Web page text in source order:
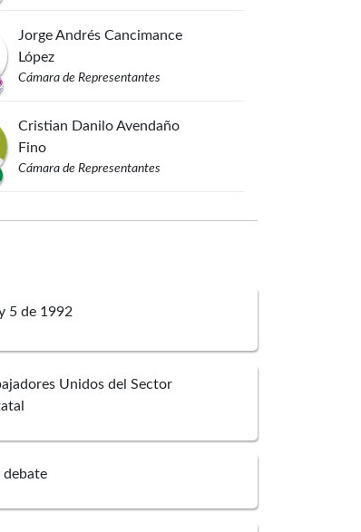
Jorge Andrés Cancimance
López
Cámara de Representantes
Cristian DaniloAvendaño
Fino
Cámara de Representantes
5 de 1992
Unidos del Sector
debate